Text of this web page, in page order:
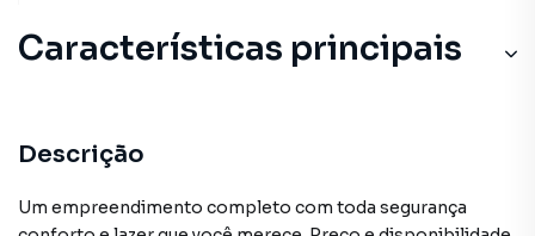
Características principais
Descrição
Um empreendimento completo com toda segurança